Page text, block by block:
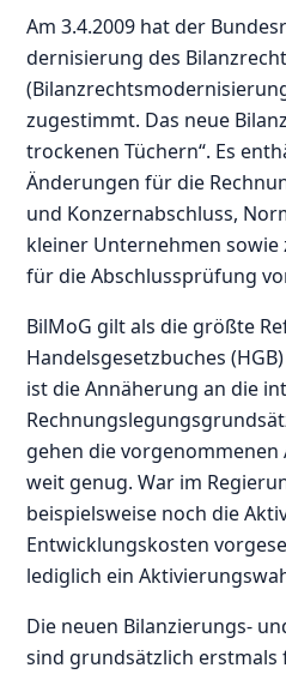
Am 3.4.2009 hat der
der­ni­sie­rung des
zugestimmt. Das neue
trockenen Tüchern“. Es
Änderungen für die
und Konzernabschluss,
kleiner Unternehmen sowie
für die Abschlussprüfung
BilMoG gilt als die größte
Handelsgesetzbuches
ist die Annäherung an die
gehen die
weit genug. War im
beispielsweise noch die
Entwicklungskosten
lediglich ein
Die neuen Bilanzierungs-
sind grundsätzlich erstmals